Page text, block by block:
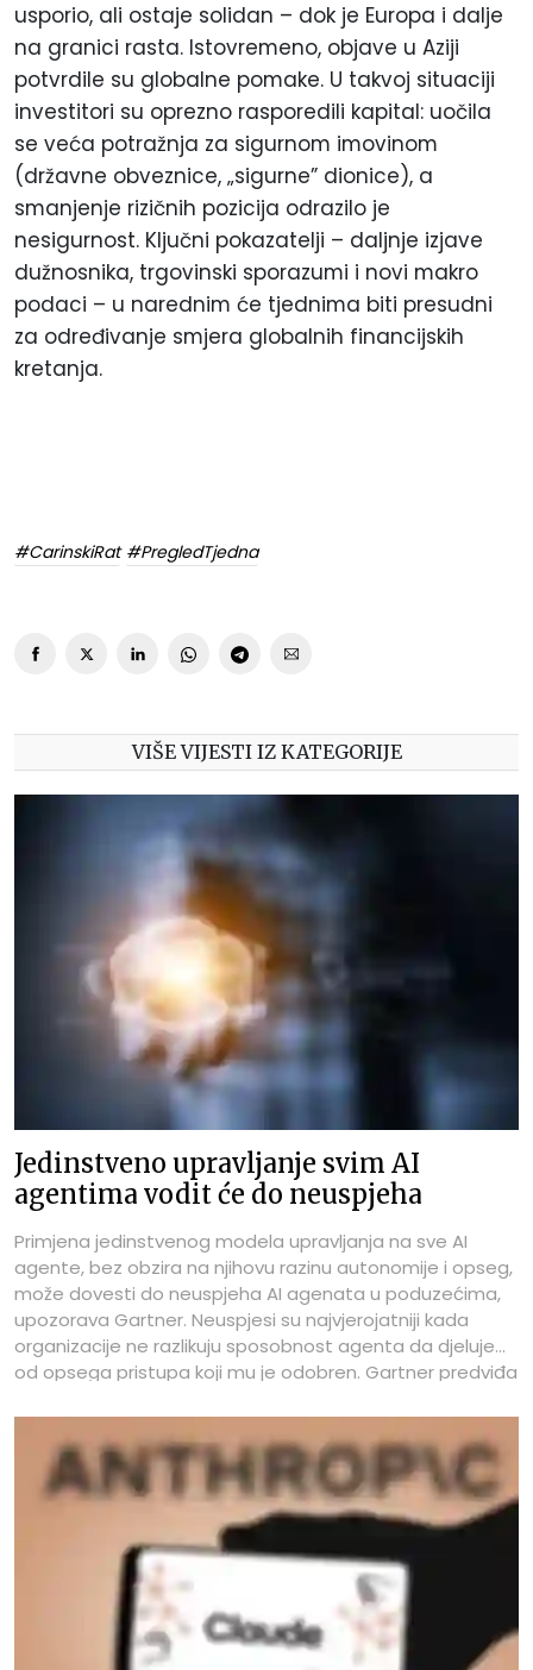
usporio, ali ostaje solidan – dok je Europa i dalje
na granici rasta. Istovremeno, objave u Aziji
potvrdile su globalne pomake. U takvoj situaciji
investitori su oprezno rasporedili kapital: uočila
se veća potražnja za sigurnom imovinom
(državne obveznice, „sigurne” dionice), a
smanjenje rizičnih pozicija odrazilo je
nesigurnost. Ključni pokazatelji – daljnje izjave
dužnosnika, trgovinski sporazumi i novi makro
podaci – u narednim će tjednima biti presudni
za određivanje smjera globalnih financijskih
kretanja.
#CarinskiRat #PregledTjedna
VIŠE VIJESTI IZ KATEGORIJE
Jedinstveno upravljanje svim AI
agentima vodit će do neuspjeha
Primjena jedinstvenog modela upravljanja na sve AI
agente, bez obzira na njihovu razinu autonomije i opseg,
može dovesti do neuspjeha AI agenata u poduzećima,
upozorava Gartner. Neuspjesi su najvjerojatniji kada
organizacije ne razlikuju sposobnost agenta da djeluje
od opsega pristupa koji mu je odobren. Gartner predviđa
povući autonomne AI agente zbog upravljačkih praznina
koje će postati vidljive tek nakon incidenata u produkciji.